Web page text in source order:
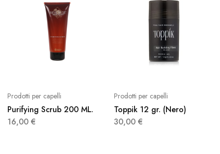
Prodotti per capelli
Purifying Scrub 200 ML.
16,00 €
Prodotti per capelli
Toppik 12 gr. (Nero)
30,00 €